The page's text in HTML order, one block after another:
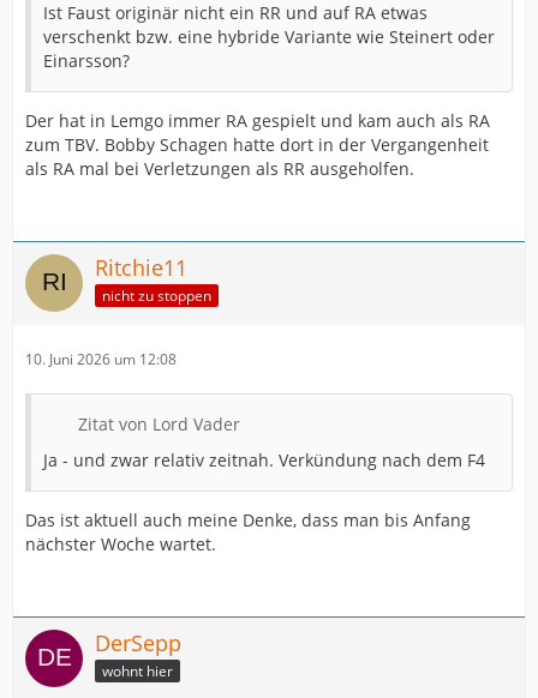
Ist Faust originär nicht ein RR und auf RA etwas
verschenkt bzw. eine hybride Variante wie Steinert oder
Einarsson?
Der hat in Lemgo immer RA gespielt und kam auch als RA
zum TBV. Bobby Schagen hatte dort in der Vergangenheit
als RA mal bei Verletzungen als RR ausgeholfen.
Ritchie11
nicht zu stoppen
10. Juni 2026 um 12:08
Zitat von Lord Vader
Ja - und zwar relativ zeitnah. Verkündung nach dem F4
Das ist aktuell auch meine Denke, dass man bis Anfang
nächster Woche wartet.
DerSepp
wohnt hier